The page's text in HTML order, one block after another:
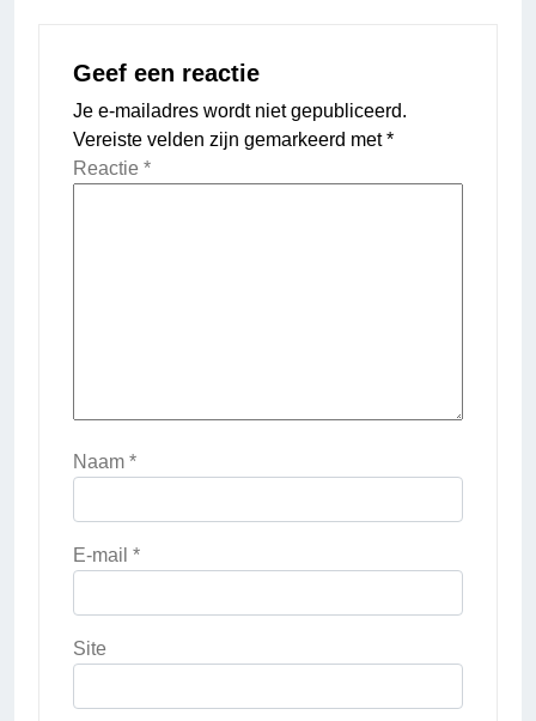
Geef een reactie
Je e-mailadres wordt niet gepubliceerd.
Vereiste velden zijn gemarkeerd met*
Reactie *
Naam *
E-mail *
Site